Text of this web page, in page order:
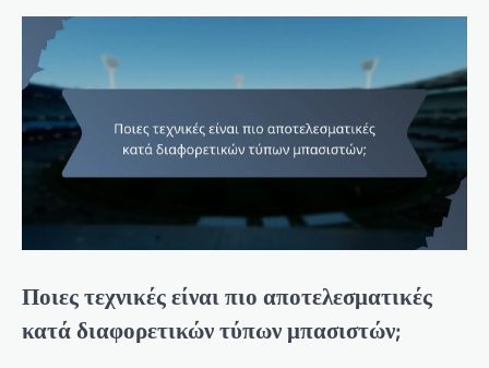
Ποιες τεχνικές είναι πιο αποτελεσματικές
κατά διαφορετικών τύπων μπασιστών;